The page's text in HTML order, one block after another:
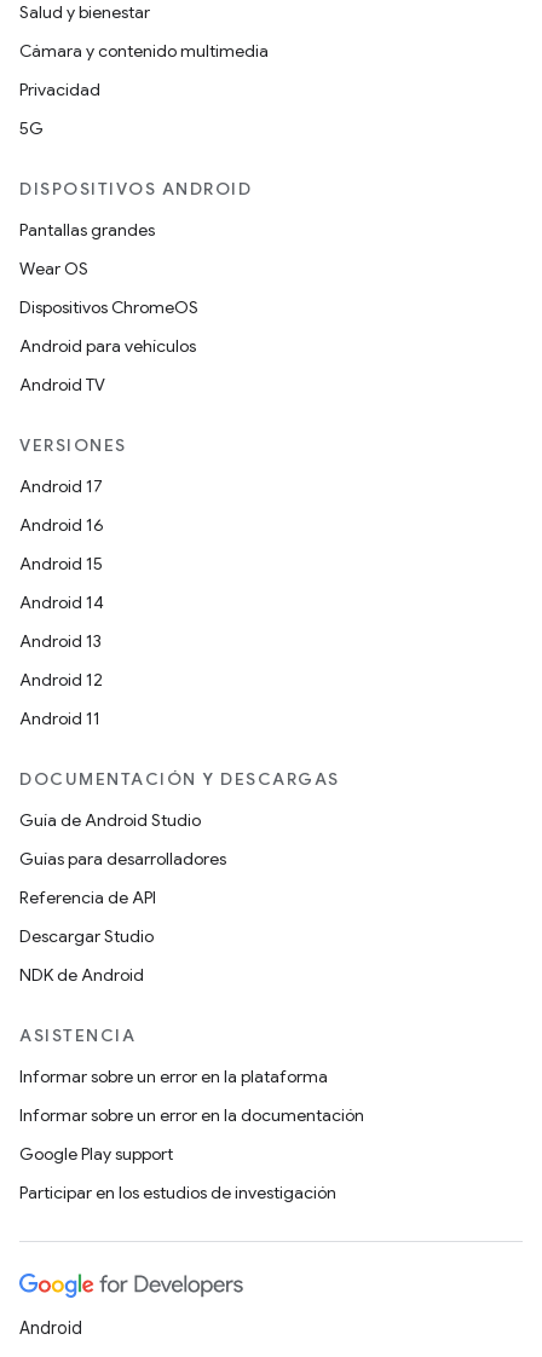
Salud y bienestar
Cámara y contenido multimedia
Privacidad
5G
DISPOSITIVOS ANDROID
Pantallas grandes
Wear OS
Dispositivos ChromeOS
Android para vehículos
Android TV
VERSIONES
Android 17
Android 16
Android 15
Android 14
Android 13
Android 12
Android 11
DOCUMENTACIÓN Y DESCARGAS
Guía de Android Studio
Guías para desarrolladores
Referencia de API
Descargar Studio
NDK de Android
ASISTENCIA
Informar sobre un error en la plataforma
Informar sobre un error en la documentación
Google Play support
Participar en los estudios de investigación
Android